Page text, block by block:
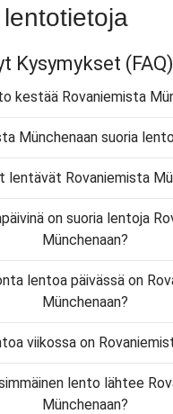
Kysymykset (FAQ)
kestää Rovaniemista
Münchenaan suoria
Rovaniemista
on suoria lentoja
Münchenaan?
lentoa päivässä on
Münchenaan?
viikossa on
lento lähtee
Münchenaan?